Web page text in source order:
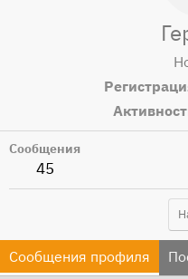
Сообщения
45
Сообщения профиля